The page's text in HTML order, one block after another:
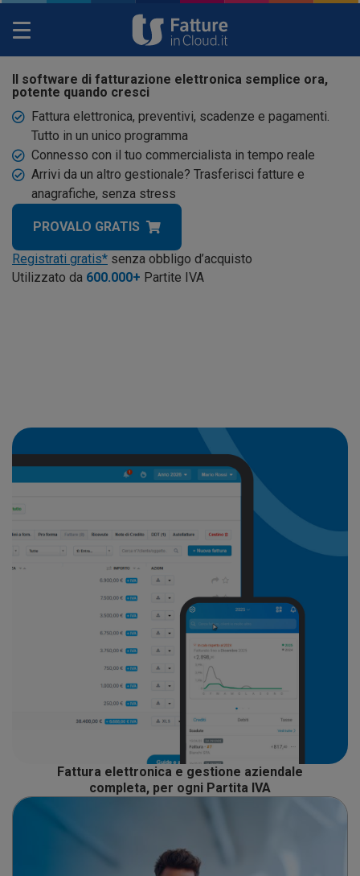
Toggle
Il software di fatturazione elettronica semplice ora,
potente quando cresci
Fattura elettronica, preventivi, scadenze e pagamenti.
Tutto in un unico programma
Connesso con il tuo commercialista in tempo reale
Arrivi da un altro gestionale? Trasferisci fatture e
anagrafiche, senza stress
PROVALO GRATIS
Registrati gratis* senza obbligo d’acquisto
Utilizzato da 600.000+ Partite IVA
Fattura elettronica e gestione aziendale
completa, per ogni Partita IVA